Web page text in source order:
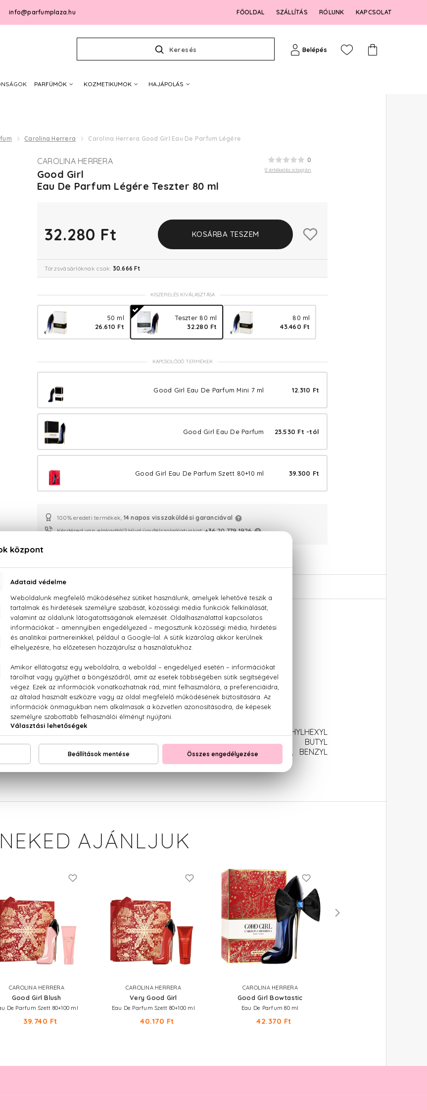
info@parfumplaza.hu FŐOLDAL SZÁLLÍTÁS RÓLUNK KAPCSOLAT
Keresés Belépés
PARFÜMÖK KOZMETIKUMOK HAJÁPOLÁS
Carolina Herrera Carolina Herrera Good Girl Eau De Parfum Légére
0
0 értékelés alapján
CAROLINA HERRERA
Good Girl
Eau De Parfum Légére Teszter 80 ml
32.280 Ft KOSÁRBA TESZEM
Törzsvásárlóknak csak: 30.666 Ft
KISZERELÉS KIVÁLASZTÁSA
50 ml
26.610 Ft
Teszter 80 ml
32.280 Ft
80 ml
43.460 Ft
KAPCSOLÓDÓ TERMÉKEK
Good Girl Eau De Parfum Mini 7 ml 12.310 Ft
Good Girl Eau De Parfum 23.530 Ft -tól
Good Girl Eau De Parfum Szett 80+10 ml 39.300 Ft
100% eredeti termékek, 14 napos visszaküldési garanciával
Kérdésed van, elakadtál? Hívd ügyfélszolgálatunkat:+36 20 779 1926
LEÍRÁS ÉRTÉKELÉSEK (0)
Herrera Good Girl Eau De Parfum Légére
tonkabab, fás jegyek, dulce de leche (karamellakrém)
(FRAGRANCE), AQUA (WATER), BENZYL SALICYLATE, COUMARIN, ETHYLHEXYL
LINALOOL, LIMONENE, ETHYLHEXYL SALICYLATE, BUTYL
BENZOATE, HEXYL CINNAMAL, CITRIC ACID, CITRONELLOL, FARNESOL, BENZYL
ISOEUGENOL, CI 60730 (EXT VIOLET 2), CI 60730 (EXT. VIOLET 2).
NEKED AJÁNLJUK
CAROLINA HERRERA
Good Girl Blush
De Parfum Szett 80+100 ml
39.740 Ft
CAROLINA HERRERA
Very Good Girl
Eau De Parfum Szett 80+100 ml
40.170 Ft
CAROLINA HERRERA
Good Girl Bowtastic
Eau De Parfum 80 ml
42.370 Ft